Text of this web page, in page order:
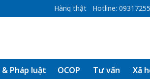
Hàng thật Hotline:
& Pháp luật OCOP Tư vấn Xã